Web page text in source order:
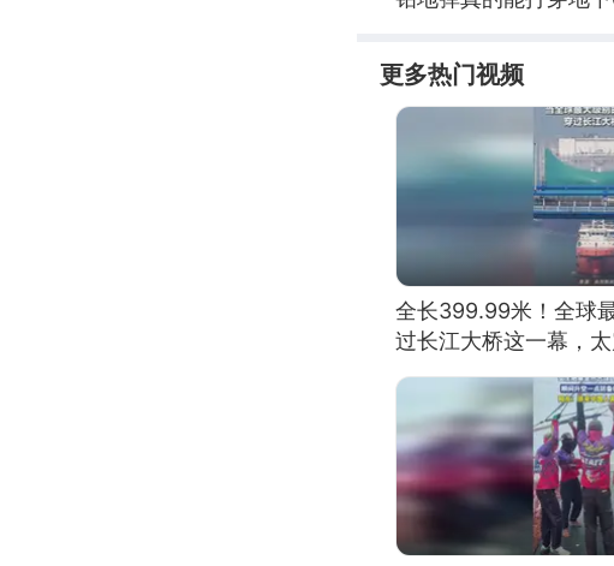
更多热门视频
全长399.99米！全球
过长江大桥这一幕，太